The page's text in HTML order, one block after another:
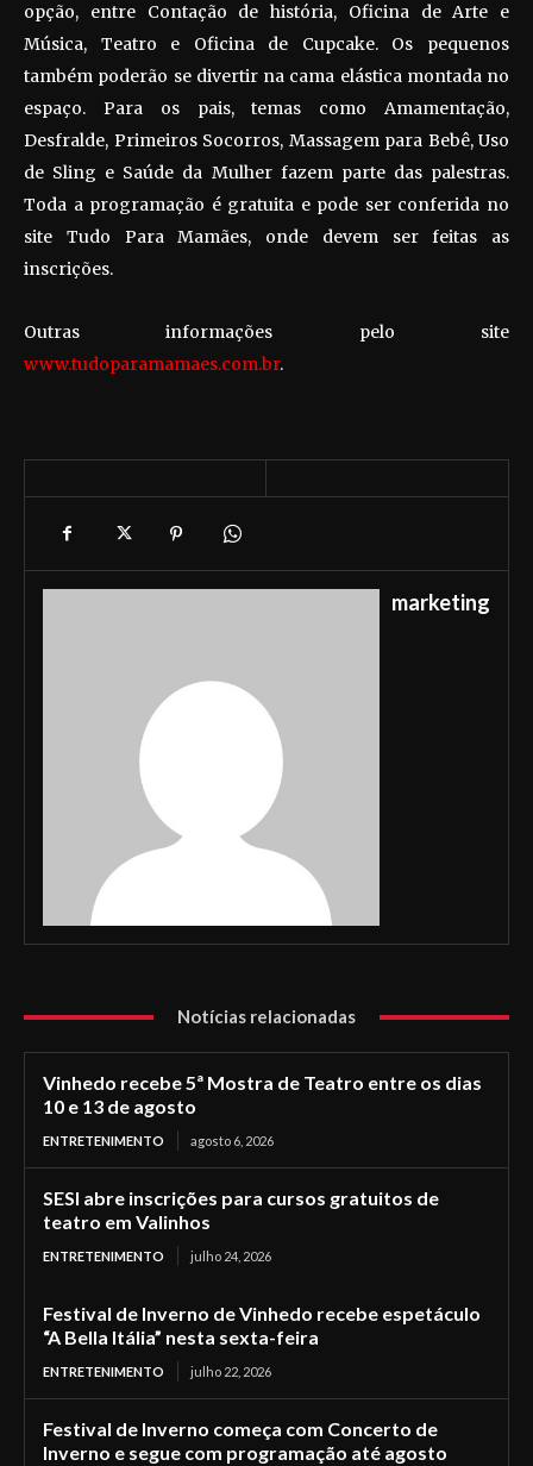
opção, entre Contação de história, Oficina de Arte e
Música, Teatro e Oficina de Cupcake. Os pequenos
também poderão se divertir na cama elástica montada no
espaço. Para os pais, temas como Amamentação,
Desfralde, Primeiros Socorros, Massagem para Bebê, Uso
de Sling e Saúde da Mulher fazem parte das palestras.
Toda a programação é gratuita e pode ser conferida no
site Tudo Para Mamães, onde devem ser feitas as
inscrições.
Outras informações pelo site
www.tudoparamamaes.com.br.
marketing
Notícias relacionadas
Vinhedo recebe 5ª Mostra de Teatro entre os dias
10 e 13 de agosto
ENTRETENIMENTO agosto 6, 2026
SESI abre inscrições para cursos gratuitos de
teatro em Valinhos
ENTRETENIMENTO julho 24, 2026
Festival de Inverno de Vinhedo recebe espetáculo
“A Bella Itália” nesta sexta-feira
ENTRETENIMENTO julho 22, 2026
Festival de Inverno começa com Concerto de
Inverno e segue com programação até agosto